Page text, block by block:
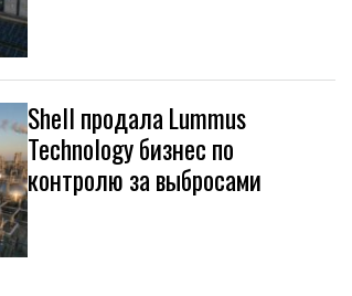
Shell продала Lummus
Technology бизнес по
контролю за выбросами